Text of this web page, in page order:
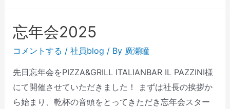
忘年会2025
コメントする / 社員blog / By 廣瀬瞳
先日忘年会をPIZZA&GRILL ITALIANBAR IL PAZZINI様
にて開催させていただきました！ まずは社長の挨拶か
ら始まり、乾杯の音頭をとってきただき忘年会スター